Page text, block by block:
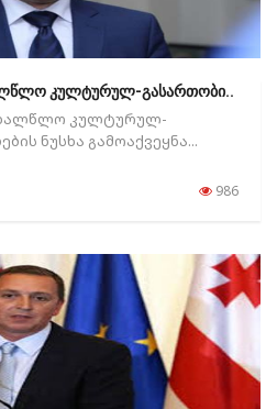
კულტურულ-გასართობი..
კულტურულ-
ნუსხა გამოაქვეყნა...
986